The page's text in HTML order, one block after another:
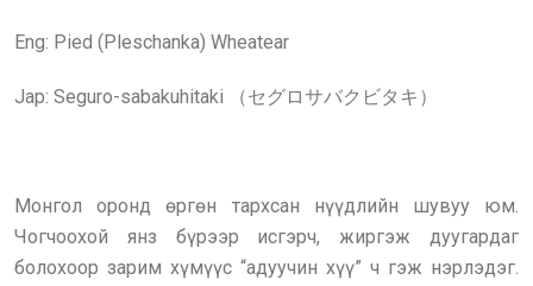
Eng: Pied (Pleschanka) Wheatear
Jap: Seguro-sabakuhitaki （セグロサバクビタキ）
Монгол оронд өргөн тархсан нүүдлийн шувуу юм.
Чогчоохой янз бүрээр исгэрч, жиргэж дуугардаг
болохоор зарим хүмүүс “адуучин хүү” ч гэж нэрлэдэг.